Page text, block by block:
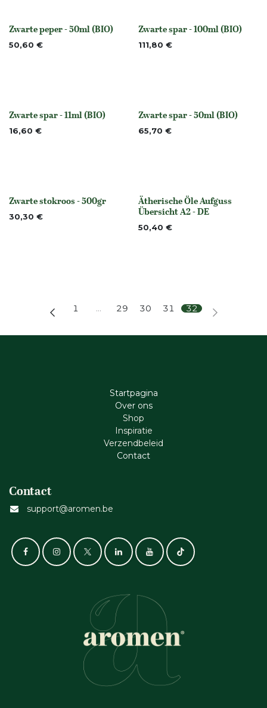
None
Zwarte peper - 50ml (BIO)
50,60 € None
Zwarte spar - 100ml (BIO)
111,80 €
None
Zwarte spar - 11ml (BIO)
16,60 € None
Zwarte spar - 50ml (BIO)
65,70 €
Niet op voorraad
Zwarte stokroos - 500gr
30,30 € None
Ätherische Öle Aufguss
Übersicht A2 - DE
50,40 €
1 … 29 30 31 32
Startpagina
Ove​r​ ons
Shop
Inspiratie
Verzendbeleid
Cont​act
Contact
support@aromen.be